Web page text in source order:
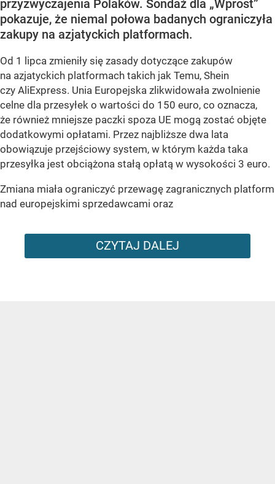
przyzwyczajenia Polaków. Sondaż dla „Wprost”
pokazuje, że niemal połowa badanych ograniczyła
zakupy na azjatyckich platformach.
Od 1 lipca zmieniły się zasady dotyczące zakupów
na azjatyckich platformach takich jak Temu, Shein
czy AliExpress. Unia Europejska zlikwidowała zwolnienie
celne dla przesyłek o wartości do 150 euro, co oznacza,
że również mniejsze paczki spoza UE mogą zostać objęte
dodatkowymi opłatami. Przez najbliższe dwa lata
obowiązuje przejściowy system, w którym każda taka
przesyłka jest obciążona stałą opłatą w wysokości 3 euro.
Zmiana miała ograniczyć przewagę zagranicznych platform
nad europejskimi sprzedawcami oraz
CZYTAJ DALEJ